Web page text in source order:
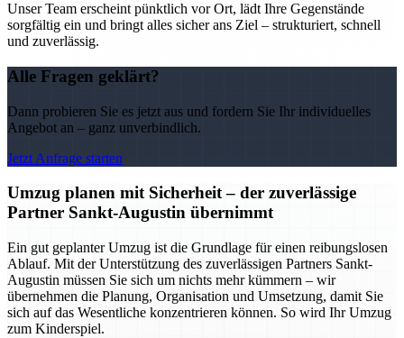
Unser Team erscheint pünktlich vor Ort, lädt Ihre Gegenstände
sorgfältig ein und bringt alles sicher ans Ziel – strukturiert, schnell
und zuverlässig.
Alle Fragen geklärt?
Dann probieren Sie es jetzt aus und fordern Sie Ihr individuelles
Angebot an – ganz unverbindlich.
Jetzt Anfrage starten
Umzug planen mit Sicherheit – der zuverlässige
Partner Sankt-Augustin übernimmt
Ein gut geplanter Umzug ist die Grundlage für einen reibungslosen
Ablauf. Mit der Unterstützung des zuverlässigen Partners Sankt-
Augustin müssen Sie sich um nichts mehr kümmern – wir
übernehmen die Planung, Organisation und Umsetzung, damit Sie
sich auf das Wesentliche konzentrieren können. So wird Ihr Umzug
zum Kinderspiel.